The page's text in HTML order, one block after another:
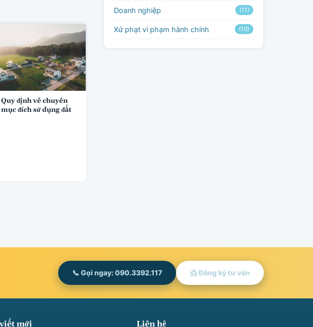
Quy định về chuyển
mục đích sử dụng đất
Doanh nghiệp (11)
Xử phạt vi phạm hành chính (10)
📞 Gọi ngay: 090.3392.117 📩 Đăng ký tư vấn
mới Liên hệ